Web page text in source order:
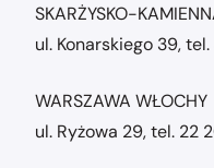
SKARŻYSKO-
ul. Konarskiego 39,
WARSZAWA WŁOCHY
ul. Ryżowa 29, tel. 22